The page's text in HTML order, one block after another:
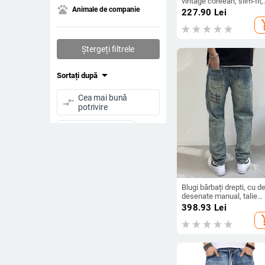
pets Animale de companie
Ștergeți filtrele
Sortați după arrow_drop_down
compare_arrows Cea mai bună
potrivire
broderie; țesătură Modal,
compoziția principală:
iepure
227.90 Lei
Blugi bărbați drepti, cu
desenate manual, talie
joasă, fermoar, țesătură
Modal ușoară
398.93 Lei